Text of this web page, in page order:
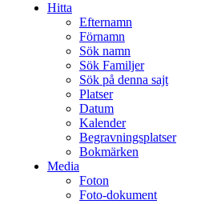
Hitta
Efternamn
Förnamn
Sök namn
Sök Familjer
Sök på denna sajt
Platser
Datum
Kalender
Begravningsplatser
Bokmärken
Media
Foton
Foto-dokument